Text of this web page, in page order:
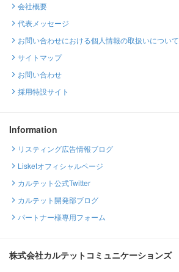
会社概要
代表メッセージ
お問い合わせにおける個人情報の取扱いについて
サイトマップ
お問い合わせ
採用特設サイト
Information
リスティング広告情報ブログ
Lisketオフィシャルページ
カルテット公式Twitter
カルテット開発部ブログ
パートナー様専用フォーム
株式会社カルテットコミュニケーションズ